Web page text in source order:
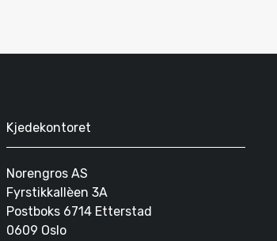
Kjedekontoret
Norengros AS
Fyrstikkallèen 3A
Postboks 6714 Etterstad
0609 Oslo